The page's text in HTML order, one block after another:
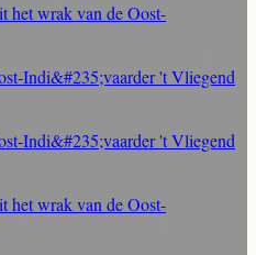
het wrak van de Oost-
Indi&#235;vaarder 't Vliegend
Indi&#235;vaarder 't Vliegend
het wrak van de Oost-